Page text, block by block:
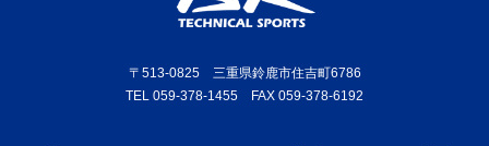
〒513-0825 三重県鈴鹿市住吉町6786
TEL 059-378-1455 FAX 059-378-6192